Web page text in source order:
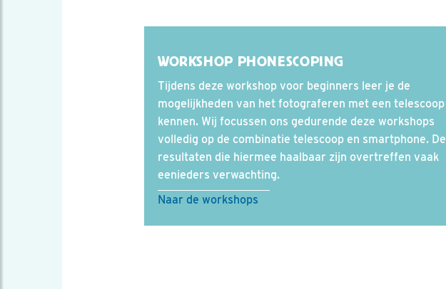
WORKSHOP PHONESCOPING
Tijdens deze workshop voor beginners leer je de
mogelijkheden van het fotograferen met een telescoop
kennen. Wij focussen ons gedurende deze workshops
volledig op de combinatie telescoop en smartphone. De
resultaten die hiermee haalbaar zijn overtreffen vaak
eenieders verwachting.
Naar de workshops